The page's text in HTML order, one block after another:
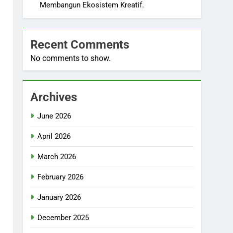
Membangun Ekosistem Kreatif.
Recent Comments
No comments to show.
Archives
June 2026
April 2026
March 2026
February 2026
January 2026
December 2025